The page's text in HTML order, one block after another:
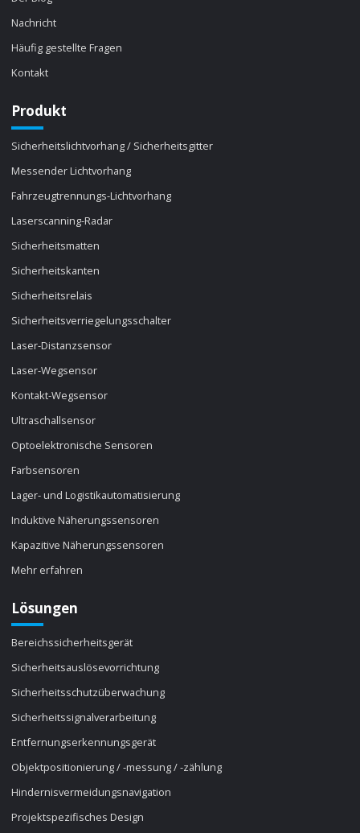
Nachricht
Häufig gestellte Fragen
Kontakt
Produkt
Sicherheitslichtvorhang / Sicherheitsgitter
Messender Lichtvorhang
Fahrzeugtrennungs-Lichtvorhang
Laserscanning-Radar
Sicherheitsmatten
Sicherheitskanten
Sicherheitsrelais
Sicherheitsverriegelungsschalter
Laser-Distanzsensor
Laser-Wegsensor
Kontakt-Wegsensor
Ultraschallsensor
Optoelektronische Sensoren
Farbsensoren
Lager- und Logistikautomatisierung
Induktive Näherungssensoren
Kapazitive Näherungssensoren
Mehr erfahren
Lösungen
Bereichssicherheitsgerät
Sicherheitsauslösevorrichtung
Sicherheitsschutzüberwachung
Sicherheitssignalverarbeitung
Entfernungserkennungsgerät
Objektpositionierung / -messung / -zählung
Hindernisvermeidungsnavigation
Projektspezifisches Design